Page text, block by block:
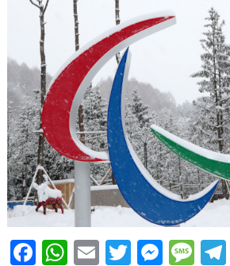
Facebook
WhatsApp
EmailTwitter